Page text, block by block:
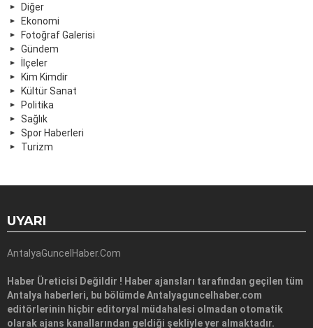
Diğer
Ekonomi
Fotoğraf Galerisi
Gündem
İlçeler
Kim Kimdir
Kültür Sanat
Politika
Sağlık
Spor Haberleri
Turizm
UYARI
AntalyaGuncelHaber.Com
Haber Üreticisi Değildir ! Haber ajansları tarafından geçilen tüm
Antalya haberleri, bu bölümde Antalyaguncelhaber.com
editörlerinin hiçbir editoryal müdahalesi olmadan otomatik
olarak ajans kanallarından geldiği şekliyle yer almaktadır.